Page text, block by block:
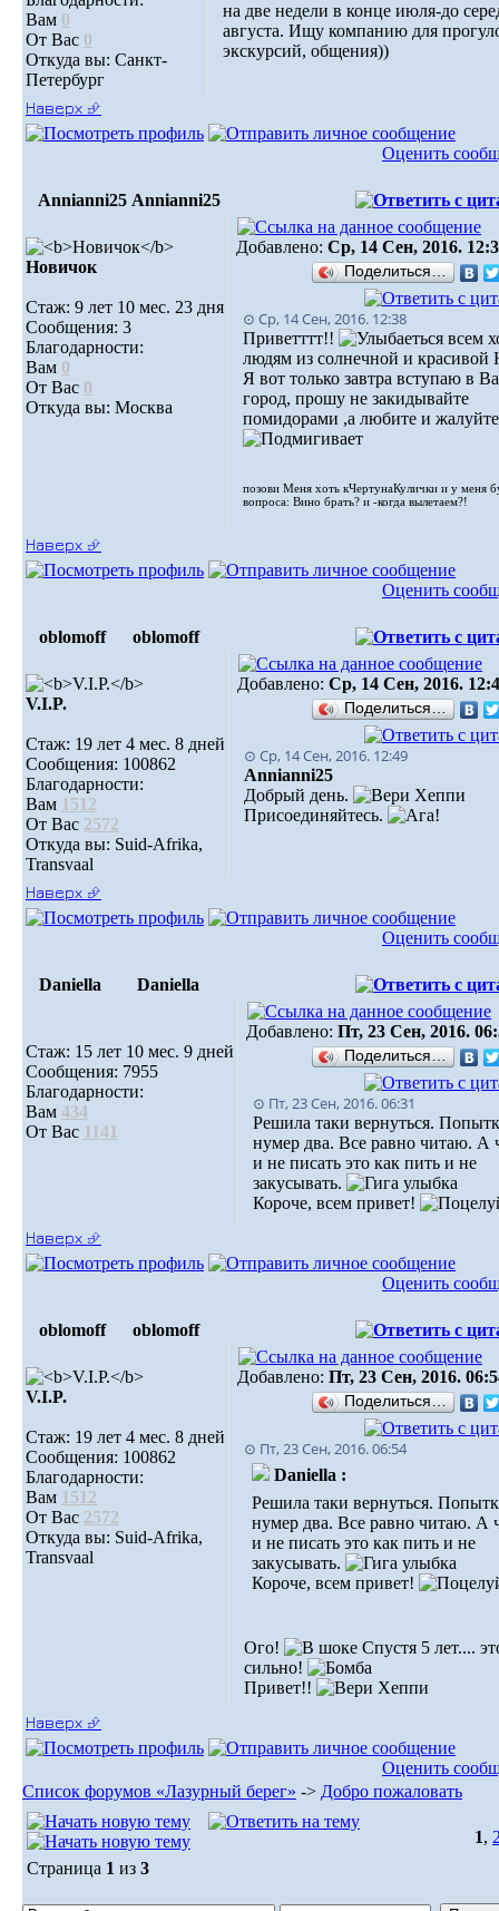
Вам 0
От Вас 0
Откуда вы: Санкт-
Петербург
на две недели в конце июля-до
августа. Ищу компанию для
экскурсий, общения))
Наверх ⮵
Оценить
Annianni25 Annianni25
Новичок
Стаж: 9 лет 10 мес. 23 дня
Сообщения: 3
Благодарности:
Вам 0
От Вас 0
Откуда вы: Москва
Добавлено: Ср, 14 Сен, 2016.
Поделиться…
⊙ Ср, 14 Сен, 2016. 12:38
Приветттт!!
всем
людям из солнечной и
Я вот только завтра вступаю в
город, прошу не закидывайте
помидорами ,а любите и жалуйте
позови Меня хоть кЧертунаКулички и у меня
вопроса: Вино брать? и -когда вылетаем?!
Наверх ⮵
Оценить
oblomoff oblomoff
V.I.P.
Стаж: 19 лет 4 мес. 8 дней
Сообщения: 100862
Благодарности:
Вам 1512
От Вас 2572
Откуда вы: Suid-Afrika,
Transvaal
Добавлено: Ср, 14 Сен, 2016.
Поделиться…
⊙ Ср, 14 Сен, 2016. 12:49
Annianni25
Добрый день.
Присоединяйтесь.
Наверх ⮵
Оценить
Daniella Daniella
Стаж: 15 лет 10 мес. 9 дней
Сообщения: 7955
Благодарности:
Вам 434
От Вас 1141
Добавлено: Пт, 23 Сен, 2016.
Поделиться…
⊙ Пт, 23 Сен, 2016. 06:31
Решила таки вернуться.
нумер два. Все равно читаю. А
и не писать это как пить и не
закусывать.
Короче, всем привет!
Наверх ⮵
Оценить
oblomoff oblomoff
V.I.P.
Стаж: 19 лет 4 мес. 8 дней
Сообщения: 100862
Благодарности:
Вам 1512
От Вас 2572
Откуда вы: Suid-Afrika,
Transvaal
Добавлено: Пт, 23 Сен, 2016.
Поделиться…
⊙ Пт, 23 Сен, 2016. 06:54
Daniella :
Решила таки вернуться.
нумер два. Все равно читаю. А
и не писать это как пить и не
закусывать.
Короче, всем привет!
Ого!
Спустя 5 лет....
сильно!
Привет!!
Наверх ⮵
Оценить
Список форумов «Лазурный берег» -> Добро пожаловать
1,
Страница 1 из 3